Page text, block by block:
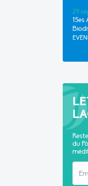
29
15es
du